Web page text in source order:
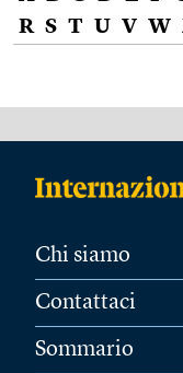
R S T U V W
Chi siamo
Contattaci
Sommario